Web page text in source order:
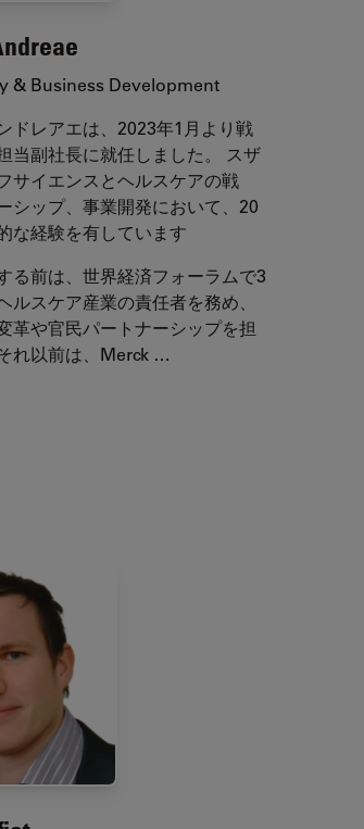
& Business Development
ドレアエは、2023年1月より戦
当副社長に就任しました。 スザ
サイエンスとヘルスケアの戦
シップ、事業開発において、20
な経験を有しています
る前は、世界経済フォーラムで3
ルスケア産業の責任者を務め、
革や官民パートナーシップを担
れ以前は、Merck …